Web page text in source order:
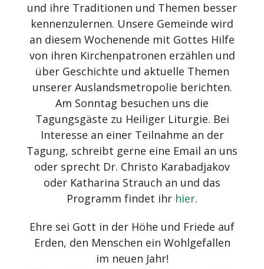
und ihre Traditionen und Themen besser
kennenzulernen. Unsere Gemeinde wird
an diesem Wochenende mit Gottes Hilfe
von ihren Kirchenpatronen erzählen und
über Geschichte und aktuelle Themen
unserer Auslandsmetropolie berichten.
Am Sonntag besuchen uns die
Tagungsgäste zu Heiliger Liturgie. Bei
Interesse an einer Teilnahme an der
Tagung, schreibt gerne eine Email an uns
oder sprecht Dr. Christo Karabadjakov
oder Katharina Strauch an und das
Programm findet ihr hier.
Ehre sei Gott in der Höhe und Friede auf
Erden, den Menschen ein Wohlgefallen
im neuen Jahr!